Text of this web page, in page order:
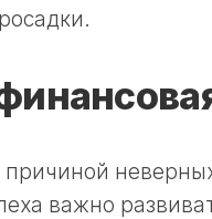
причиной
важно